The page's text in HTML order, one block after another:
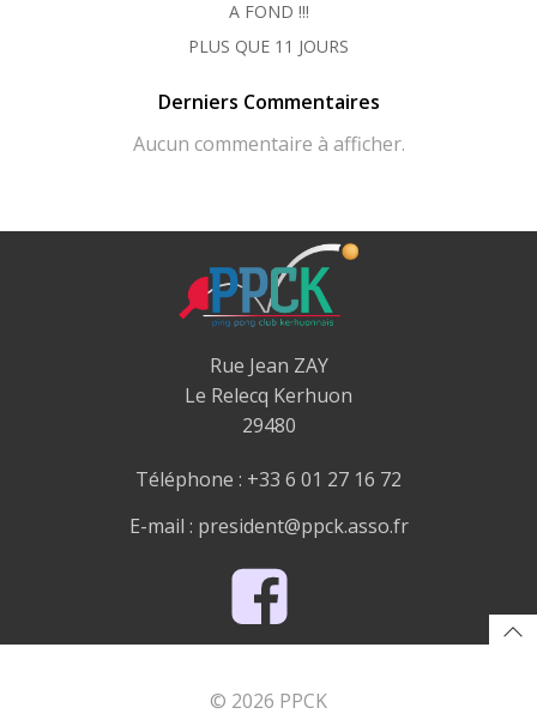
A FOND !!!
PLUS QUE 11 JOURS
Derniers Commentaires
Aucun commentaire à afficher.
Rue Jean ZAY
Le Relecq Kerhuon
29480
Téléphone : +33 6 01 27 16 72
E-mail : president@ppck.asso.fr
© 2026 PPCK